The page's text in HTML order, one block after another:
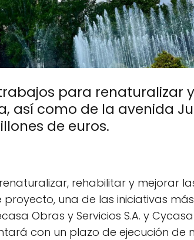
para renaturalizar
así como de la avenida
de euros.
rehabilitar y mejorar
proyecto, una de las iniciativas
Obras y Servicios S.A. y
con un plazo de ejecución de